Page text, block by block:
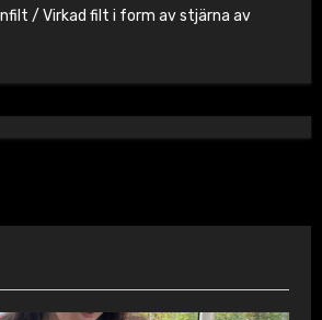
/ Virkad filt i form av stjärna av